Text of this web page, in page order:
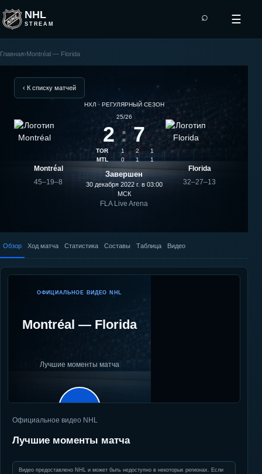
NHL
STREAM
⌕ ☰
Florida
результат
Главная›Montréal — Florida
‹ К списку матчей
Montréal
45–19–8
НХЛ · РЕГУЛЯРНЫЙ СЕЗОН
25/26
2 : 7
TOR 1 2
1
MTL
0 1 1
Завершен
30 декабря 2022 г. в 03:00
МСК
FLA Live Arena
Florida
32–27–13
Обзор Ход матча Статистика Составы Таблица Видео
ОФИЦИАЛЬНОЕ ВИДЕО NHL
Montréal — Florida
Лучшие моменты матча
▶
Официальное видео NHL
Лучшие моменты матча
Видео предоставлено NHL и может быть недоступно в некоторых регионах. Если